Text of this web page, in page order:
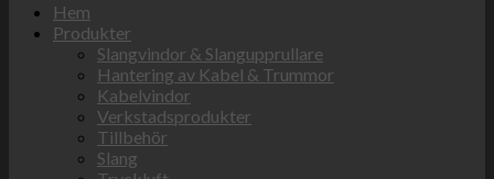
Hem
Produkter
Slangvindor & Slangupprullare
Hantering av Kabel & Trummor
Kabelvindor
Verkstadsprodukter
Tillbehör
Slang